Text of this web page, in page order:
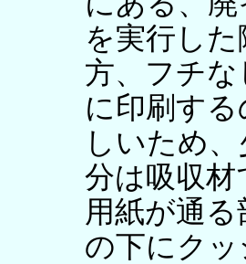
を実行し
方、フチ
に印刷す
しいため
分は吸収
用紙が通
の下にク